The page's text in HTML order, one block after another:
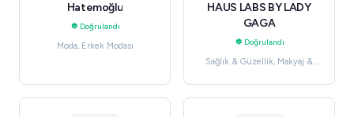
Hatemoğlu
Doğrulandı
Moda, Erkek Modası
HAUS LABS BY LADY
GAGA
Doğrulandı
Sağlık & Güzellik, Makyaj &